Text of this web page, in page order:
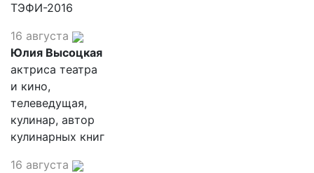
ТЭФИ-2016
16 августа
Юлия Высоцкая
актриса театра
и кино,
телеведущая,
кулинар, автор
кулинарных книг
16 августа